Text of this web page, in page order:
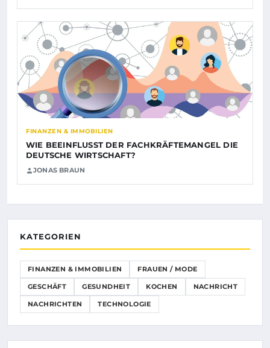
FINANZEN & IMMOBILIEN
WIE BEEINFLUSST DER FACHKRÄFTEMANGEL DIE
DEUTSCHE WIRTSCHAFT?
JONAS BRAUN
KATEGORIEN
FINANZEN & IMMOBILIEN FRAUEN / MODE
GESCHÄFT GESUNDHEIT KOCHEN NACHRICHT
NACHRICHTEN TECHNOLOGIE